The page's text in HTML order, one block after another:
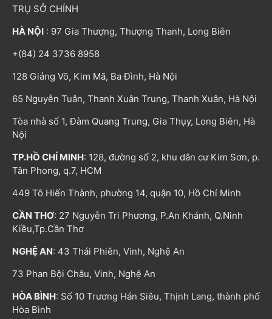
TRỤ SỞ CHÍNH
HÀ NỘI : 97 Gia Thượng, Thượng Thanh, Long Biên
+(84) 24 3736 8958
128 Giảng Võ, Kim Mã, Ba Đình, Hà Nội
65 Nguyễn Tuân, Thanh Xuân Trung, Thanh Xuân, Hà Nội
Tòa nhà số 1, Đàm Quang Trung, Gia Thụy, Long Biên, Hà
Nội
TP.HỒ CHÍ MINH: 128, đường số 2, khu dân cư Kim Sơn, p.
Tân Phong, q.7, HCM
449 Tô Hiến Thành, phường 14, quận 10, Hồ Chí Minh
CẦN THƠ: 27 Nguyễn Tri Phương, P.An Khánh, Q.Ninh
Kiều,Tp.Cần Thơ
NGHỆ AN: 43 Thái Phiên, Vinh, Nghệ An
73 Phan Bội Châu, Vinh, Nghệ An
HÒA BÌNH: Số 10 Trương Hán Siêu, Thịnh Lang, thành phố
Hòa Bình